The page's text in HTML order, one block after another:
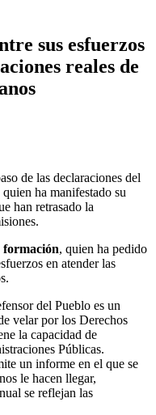
sus esfuerzos
reales de
de las declaraciones del
ha manifestado su
han retrasado la
formación, quien ha pedido
en atender las
del Pueblo es un
velar por los Derechos
la capacidad de
Públicas.
un informe en el que se
le hacen llegar,
se reflejan las